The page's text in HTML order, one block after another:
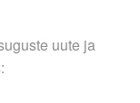
uute ja